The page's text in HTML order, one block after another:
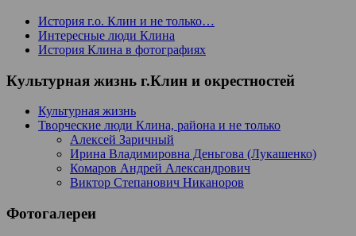
История г.о. Клин и не только…
Интересные люди Клина
История Клина в фотографиях
Культурная жизнь г.Клин и окрестностей
Культурная жизнь
Творческие люди Клина, района и не только
Алексей Заричный
Ирина Владимировна Деньгова (Лукашенко)
Комаров Андрей Александрович
Виктор Степанович Никаноров
Фотогалереи